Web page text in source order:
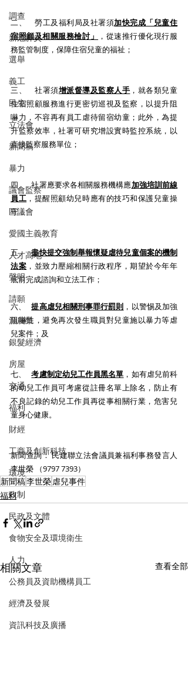
調查
新冠肺炎
選舉
義工
民生
立法會
新聞稿
暴力
議會監察
區議會
愛國主義教育
人才高地
聲明
請願
漁農業
銀髮經濟
房屋
交通
福利
財經
工商及創新科技
環境
政制
民政及文體
食物安全及環境衛生
人力
公務員及資助機構員工
經濟及發展
資訊科技及廣播
二、    勞工及福利局及社署須加快完成「兒童住
宿照顧及相關服務檢討」
，從速推行優化現行服
務監管制度，保障住宿兒童的福祉；
三、    社署須增派督導及監察人手 ，就各類兒童
住宿照顧服務進行更密切巡視及監察，以提升阻
嚇力，不容再有員工虐待留宿幼童；此外，為提
升監察效率，社署可研究增設實時監控系統，以
直接監察服務單位；
四、   社署應要求各相關服務機構應加強培訓前線
員工 ，提醒照顧幼兒時應有的技巧和保護兒童操
守；
五、 盡快提交強制舉報懷疑虐待兒童個案的機制
法案 ，並致力壓縮相關行政程序，期望於今年年
底前完成諮詢和立法工作；
六、 提高虐兒相關刑事罪行罰則 ，以警惕及加強
阻嚇性，避免再次發生職員對兒童施以暴力等虐
兒案件；及
七、 考慮制定幼兒工作員黑名單 ，如有虐兒前科
的幼兒工作員可考慮從註冊名單上除名，防止有
不良記錄的幼兒工作員再從事相關行業，危害兒
童身心健康。
新聞查詢： 民建聯立法會議員兼福利事務發言人
李世榮 （9797 7393）
新聞稿李世榮虐兒事件
福利
相關文章 查看全部